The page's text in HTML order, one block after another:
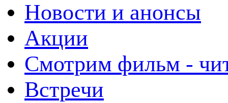
Новости и анонсы
Акции
Смотрим фильм -
Встречи